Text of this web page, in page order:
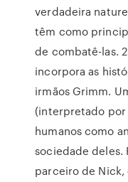
verdadeira
têm como
de combatê-las.
incorpora as
irmãos Grimm.
(interpretado por
humanos como
sociedade deles.
parceiro de Nick,